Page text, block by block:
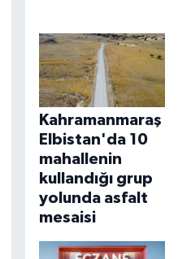
Kahramanmaraş
Elbistan'da 10
mahallenin
kullandığı grup
yolunda asfalt
mesaisi